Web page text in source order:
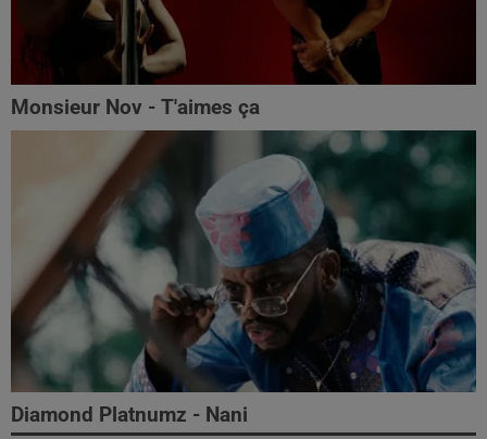
Monsieur Nov - T'aimes ça
Diamond Platnumz - Nani